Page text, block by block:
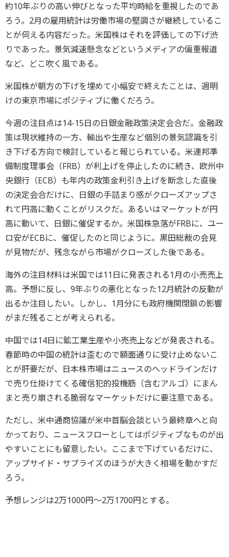
約10年ぶりの高い伸びとなった平均時給を重視したのであ
ろう。2月の雇用統計は労働市場の堅調さが継続しているこ
とが伺える内容だった。米国株はそれを評価しての下げ渋
りであった。景気減速懸念などというメディアの偏重報道
など、どこ吹く風である。
米国株が朝方の下げを埋めて小幅安で終えたことは、週明
けの東京市場にポジティブに働くだろう。
今週の注目点は14-15日の日銀金融政策決定会合だ。金融政
策は現状維持の一方、輸出や生産など個別の景気認識を引
き下げる方向で検討していると報じられている。米連邦準
備制度理事会（FRB）が利上げを停止したのに続き、欧州中
央銀行（ECB）も年内の政策金利引き上げを断念した直後
の決定会合だけに、日銀の手詰まり感がクローズアップさ
れて円高に動くことがリスクだ。あるいはマーケットが円
高に動いて、日銀に催促するか。米国株急落がFRBに、ユー
ロ安がECBに、催促したのと同じように。黒田総裁の会見
が見物だが、残念ながら市場がクローズした後である。
海外の注目材料は米国では11日に発表される1月の小売売上
高。予想に反し、9年ぶりの悪化となった12月統計の反動が
出るか注目したい。しかし、1月分にも政府機関閉鎖の影響
がまだ残ることが考えられる。
中国では14日に鉱工業生産や小売売上などが発表される。
春節時の中国の統計は歪むので額面通りに受け止めないこ
とが肝要だが、日本株市場はニュースのヘッドラインだけ
で売り仕掛けてくる確信犯的投機筋（含むアルゴ）にまん
まと売り崩される脆弱なマーケットだけに要注意である。
ただし、米中通商協議が米中首脳会談という最終章へと向
かっており、ニュースフローとしてはポジティブなものが出
やすいことにも留意したい。ここまで下げているだけに、
アップサイド・サプライズのほうが大きく相場を動かすだ
ろう。
予想レンジは2万1000円～2万1700円とする。